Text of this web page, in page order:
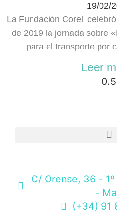
19/02/
La Fundación Corell
de 2019 la jornada sobre
para el transporte por
Leer
C/ Orense, 36 -
-
(+34) 91